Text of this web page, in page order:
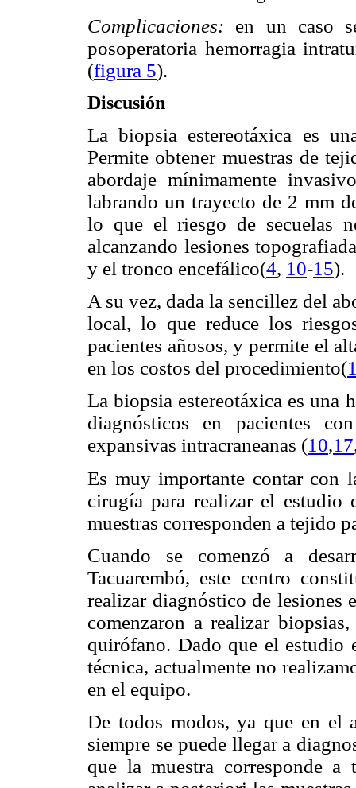
Complicaciones: en un caso
posoperatoria hemorragia
(figura 5).
Discusión
La biopsia estereotáxica es
Permite obtener muestras de
abordaje mínimamente
labrando un trayecto de 2 mm
lo que el riesgo de secuelas
alcanzando lesiones
y el tronco encefálico(4, 10-15).
A su vez, dada la sencillez del
local, lo que reduce los
pacientes añosos, y permite el
en los costos del procedimiento(
La biopsia estereotáxica es una
diagnósticos en pacientes
expansivas intracraneanas (10,17
Es muy importante contar con
cirugía para realizar el estudio
muestras corresponden a tejido
Cuando se comenzó a
Tacuarembó, este centro
realizar diagnóstico de lesiones
comenzaron a realizar
quirófano. Dado que el estudio
técnica, actualmente no
en el equipo.
De todos modos, ya que en el
siempre se puede llegar a
que la muestra corresponde